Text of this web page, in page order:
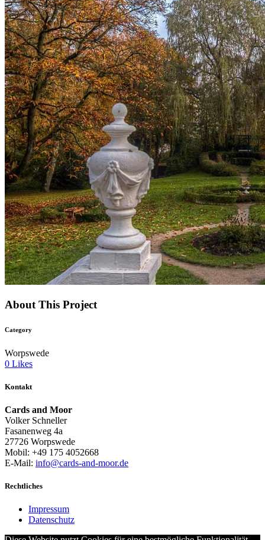
About This Project
Category
Worpswede
0 Likes
Kontakt
Cards and Moor
Volker Schneller
Fasanenweg 4a
27726 Worpswede
Mobil: +49 175 4052668
E-Mail: info@cards-and-moor.de
Rechtliches
Impressum
Datenschutz